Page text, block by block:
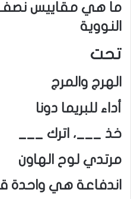
ما هي مقاييس نصف
النووية
تحت
الهرج والمرج
أداء للبريما دونا
خذ ___، اترك ___
مرتدي لوح الهاون
اندفاعة هي واحدة